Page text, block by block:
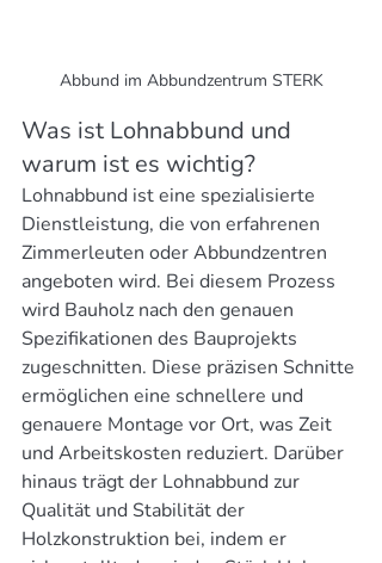
Abbund im Abbundzentrum STERK
Was ist Lohnabbund und
warum ist es wichtig?
Lohnabbund ist eine spezialisierte
Dienstleistung, die von erfahrenen
Zimmerleuten oder Abbundzentren
angeboten wird. Bei diesem Prozess
wird Bauholz nach den genauen
Spezifikationen des Bauprojekts
zugeschnitten. Diese präzisen Schnitte
ermöglichen eine schnellere und
genauere Montage vor Ort, was Zeit
und Arbeitskosten reduziert. Darüber
hinaus trägt der Lohnabbund zur
Qualität und Stabilität der
Holzkonstruktion bei, indem er